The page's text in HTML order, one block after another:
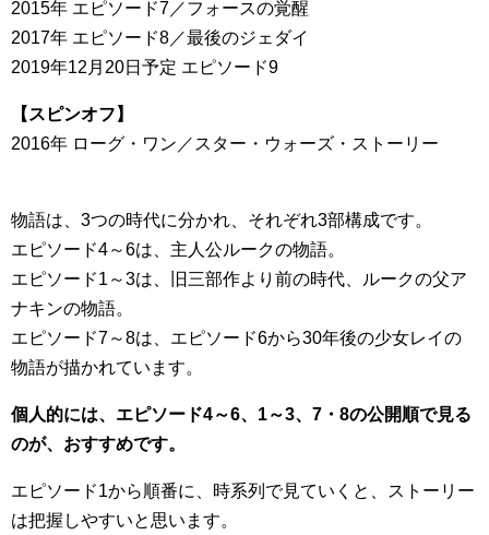
2015年 エピソード7／フォースの覚醒
2017年 エピソード8／最後のジェダイ
2019年12月20日予定 エピソード9
【スピンオフ】
2016年 ローグ・ワン／スター・ウォーズ・ストーリー
物語は、3つの時代に分かれ、それぞれ3部構成です。
エピソード4～6は、主人公ルークの物語。
エピソード1～3は、旧三部作より前の時代、ルークの父ア
ナキンの物語。
エピソード7～8は、エピソード6から30年後の少女レイの
物語が描かれています。
個人的には、エピソード4～6、1～3、7・8の公開順で見る
のが、おすすめです。
エピソード1から順番に、時系列で見ていくと、ストーリー
は把握しやすいと思います。